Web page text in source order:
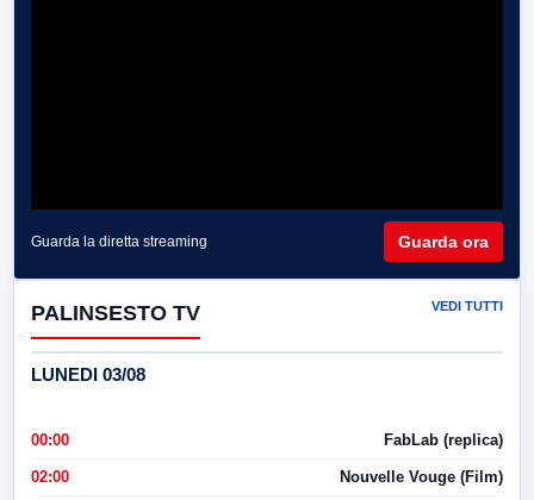
Guarda la diretta streaming Guarda ora
PALINSESTO TV VEDI TUTTI
LUNEDI 03/08
00:00 FabLab (replica)
02:00 Nouvelle Vouge (Film)